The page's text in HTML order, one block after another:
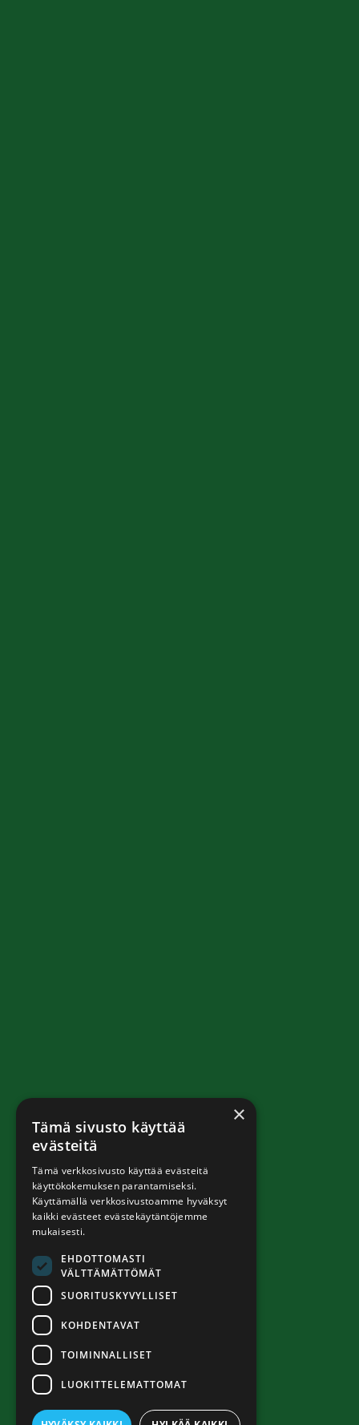
×
Tämä sivusto käyttää
evästeitä
Tämä verkkosivusto käyttää evästeitä
käyttökokemuksen parantamiseksi.
Käyttämällä verkkosivustoamme hyväksyt
kaikki evästeet evästekäytäntöjemme
mukaisesti.
EHDOTTOMASTI
VÄLTTÄMÄTTÖMÄT
SUORITUSKYVYLLISET
KOHDENTAVAT
TOIMINNALLISET
LUOKITTELEMATTOMAT